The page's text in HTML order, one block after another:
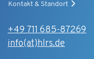
Kontakt & Standort
+49 711 685-87269
info(at)hlrs.de